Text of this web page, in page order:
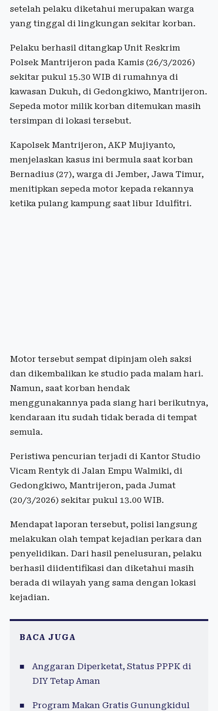
setelah pelaku diketahui merupakan warga
yang tinggal di lingkungan sekitar korban.
Pelaku berhasil ditangkap Unit Reskrim
Polsek Mantrijeron pada Kamis (26/3/2026)
sekitar pukul 15.30 WIB di rumahnya di
kawasan Dukuh, di Gedongkiwo, Mantrijeron.
Sepeda motor milik korban ditemukan masih
tersimpan di lokasi tersebut.
Kapolsek Mantrijeron, AKP Mujiyanto,
menjelaskan kasus ini bermula saat korban
Bernadius (27), warga di Jember, Jawa Timur,
menitipkan sepeda motor kepada rekannya
ketika pulang kampung saat libur Idulfitri.
Motor tersebut sempat dipinjam oleh saksi
dan dikembalikan ke studio pada malam hari.
Namun, saat korban hendak
menggunakannya pada siang hari berikutnya,
kendaraan itu sudah tidak berada di tempat
semula.
Peristiwa pencurian terjadi di Kantor Studio
Vicam Rentyk di Jalan Empu Walmiki, di
Gedongkiwo, Mantrijeron, pada Jumat
(20/3/2026) sekitar pukul 13.00 WIB.
Mendapat laporan tersebut, polisi langsung
melakukan olah tempat kejadian perkara dan
penyelidikan. Dari hasil penelusuran, pelaku
berhasil diidentifikasi dan diketahui masih
berada di wilayah yang sama dengan lokasi
kejadian.
BACA JUGA
Anggaran Diperketat, Status PPPK di
DIY Tetap Aman
Program Makan Gratis Gunungkidul